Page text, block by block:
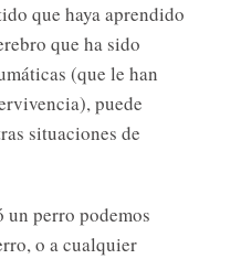
que haya aprendido
que ha sido
(que le han
puede
situaciones de
perro podemos
o a cualquier